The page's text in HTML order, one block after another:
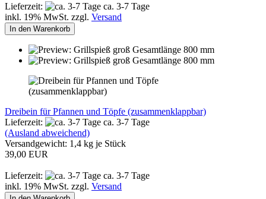
Lieferzeit:
ca. 3-7 Tage
inkl. 19% MwSt. zzgl. Versand
In den Warenkorb
Dreibein für Pfannen und Töpfe (zusammenklappbar)
Lieferzeit:
ca. 3-7 Tage
(Ausland abweichend)
Versandgewicht: 1,4 kg je Stück
39,00 EUR
Lieferzeit:
ca. 3-7 Tage
inkl. 19% MwSt. zzgl. Versand